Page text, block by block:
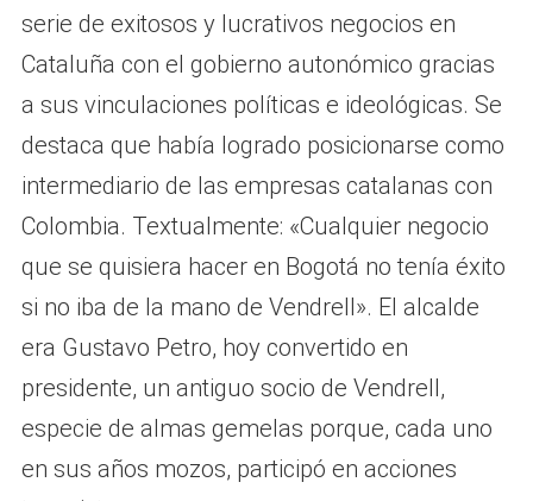
serie de exitosos y lucrativos negocios en
Cataluña con el gobierno autonómico gracias
a sus vinculaciones políticas e ideológicas. Se
destaca que había logrado posicionarse como
intermediario de las empresas catalanas con
Colombia. Textualmente: «Cualquier negocio
que se quisiera hacer en Bogotá no tenía éxito
si no iba de la mano de Vendrell». El alcalde
era Gustavo Petro, hoy convertido en
presidente, un antiguo socio de Vendrell,
especie de almas gemelas porque, cada uno
en sus años mozos, participó en acciones